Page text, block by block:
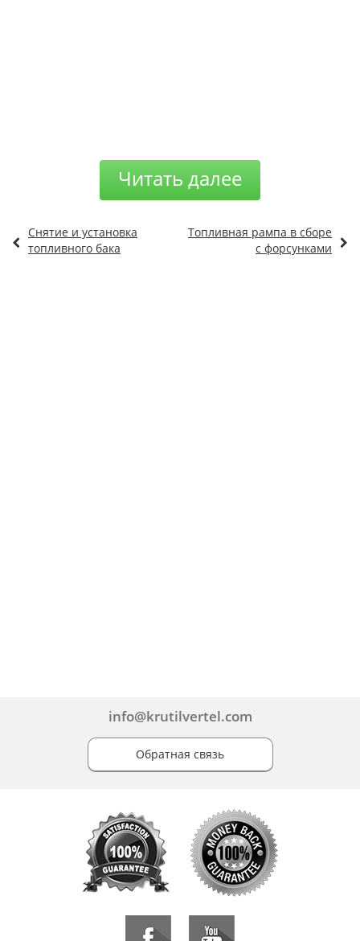
Читать далее
Снятие и установка
топливного бака
Топливная рампа в сборе
с форсунками
info@krutilvertel.com
Обратная связь